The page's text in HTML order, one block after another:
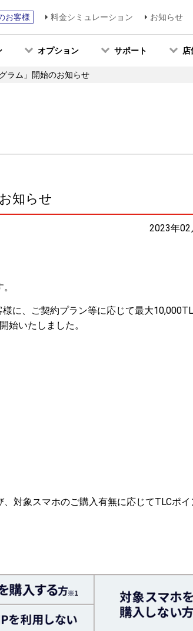
お客様 料金シミュレーション お知らせ
オプション サポート 店
ラム」開始のお知らせ
知らせ
2023年02
に、ご契約プラン等に応じて最大
始いたしました。
対象スマホのご購入有無に応じてTLCポイ